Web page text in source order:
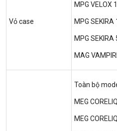
Vỏ case
MPG VELOX
MPG SEKIRA
MPG SEKIRA
MAG
Toàn bộ
MEG
MEG